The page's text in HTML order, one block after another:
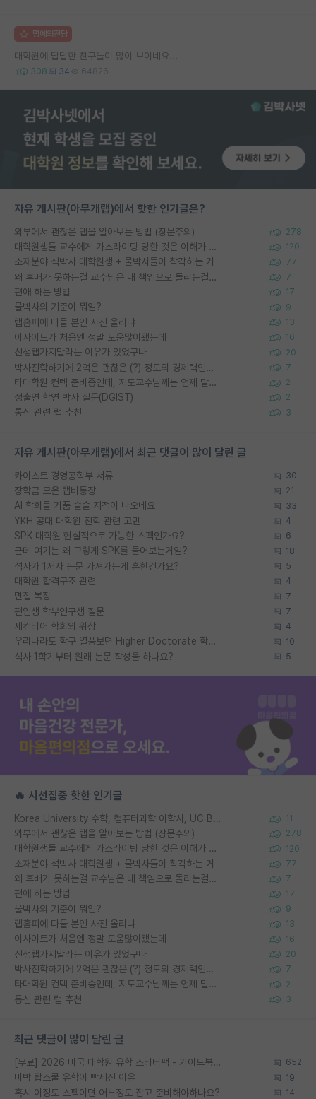
명예의전당
대학원에 답답한 친구들이 많이 보이네요...
308 34 64826
자유 게시판(아무개랩)에서 핫한 인기글은?
외부에서 괜찮은 랩을 알아보는 방법 (장문주의) 278
대학원생들 교수에게 가스라이팅 당한 것은 이해가 갑니다. 안타깝네요. 120
소재분야 석박사 대학원생 + 물박사들이 착각하는 거 77
왜 후배가 못하는걸 교수님은 내 책임으로 돌리는걸까요? 7
편애 하는 방법 17
물박사의 기준이 뭐임? 9
랩홈피에 다들 본인 사진 올리냐 13
이사이트가 처음엔 정말 도움많이됐는데 16
신생랩가지말라는 이유가 있었구나 20
박사진학하기에 2억은 괜찮은 (?) 정도의 경제력인가요 7
타대학원 컨텍 준비중인데, 지도교수님께는 언제 말씀드려야 할까요? 2
정출연 학연 박사 질문(DGIST) 2
통신 관련 랩 추천 3
자유 게시판(아무개랩)에서 최근 댓글이 많이 달린 글
카이스트 경영공학부 서류 30
장학금 모은 랩비통장 21
AI 학회들 거품 슬슬 지적이 나오네요 33
YKH 공대 대학원 진학 관련 고민 4
SPK 대학원 현실적으로 가능한 스펙인가요? 6
근데 여기는 왜 그렇게 SPK를 물어보는거임? 18
석사가 1저자 논문 가져가는게 흔한건가요? 5
대학원 합격구조 관련 4
면접 복장 7
편입생 학부연구생 질문 7
세컨티어 학회의 위상 4
우리나라도 학구 열풍보면 Higher Doctorate 학위가 필요하다고 봅니다. 10
석사 1학기부터 원래 논문 작성을 하나요? 5
🔥 시선집중 핫한 인기글
Korea University 수학, 컴퓨터과학 이학사, UC Berkeley 산업공학 대학원 공학박사가 되는 것은 쉽지 않겠죠? 11
외부에서 괜찮은 랩을 알아보는 방법 (장문주의) 278
대학원생들 교수에게 가스라이팅 당한 것은 이해가 갑니다. 안타깝네요. 120
소재분야 석박사 대학원생 + 물박사들이 착각하는 거 77
왜 후배가 못하는걸 교수님은 내 책임으로 돌리는걸까요? 7
편애 하는 방법 17
물박사의 기준이 뭐임? 9
랩홈피에 다들 본인 사진 올리냐 13
이사이트가 처음엔 정말 도움많이됐는데 16
신생랩가지말라는 이유가 있었구나 20
박사진학하기에 2억은 괜찮은 (?) 정도의 경제력인가요 7
타대학원 컨텍 준비중인데, 지도교수님께는 언제 말씀드려야 할까요? 2
통신 관련 랩 추천 3
최근 댓글이 많이 달린 글
[무료] 2026 미국 대학원 유학 스타터팩 - 가이드북 & 합격자 컨택메일 템플릿 652
미박 탑스쿨 유학이 빡세진 이유 19
혹시 이정도 스펙이면 어느정도 잡고 준비해야하나요? 14